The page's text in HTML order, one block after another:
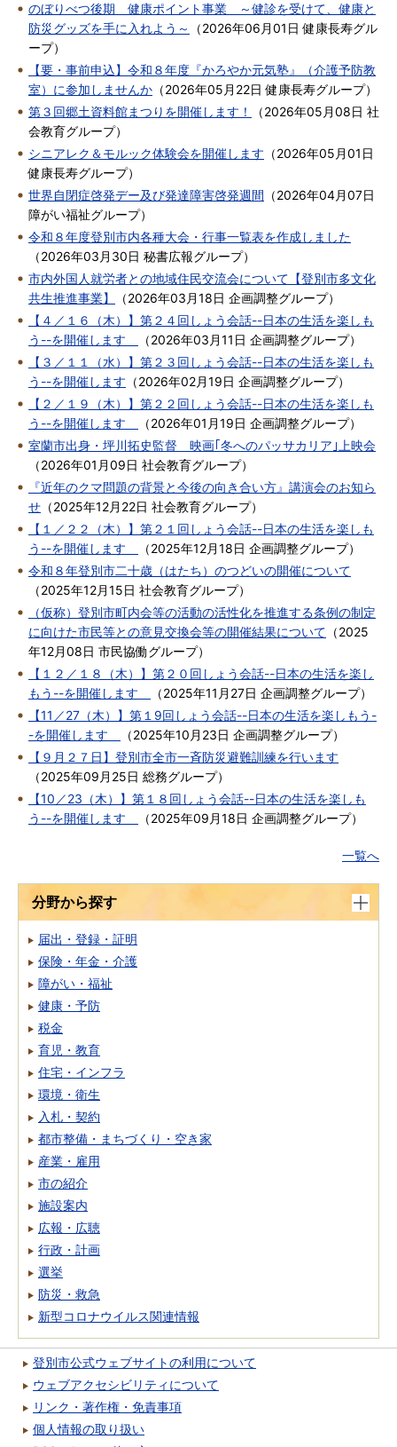
のぼりべつ後期 健康ポイント事業 ～健診を受けて、健康と
防災グッズを手に入れよう～
（2026年06月01日 健康長寿グル
ープ）
【要・事前申込】令和８年度『かろやか元気塾』（介護予防教
室）に参加しませんか （2026年05月22日 健康長寿グループ）
第３回郷土資料館まつりを開催します！
（2026年05月08日 社
会教育グループ）
シニアレク＆モルック体験会を開催します （2026年05月01日
健康長寿グループ）
世界自閉症啓発デー及び発達障害啓発週間 （2026年04月07日
障がい福祉グループ）
令和８年度登別市内各種大会・行事一覧表を作成しました
（2026年03月30日 秘書広報グループ）
市内外国人就労者との地域住民交流会について【登別市多文化
共生推進事業】
（2026年03月18日 企画調整グループ）
【４／１６（木）】第２４回しょう会話--日本の生活を楽しも
う--を開催します
（2026年03月11日 企画調整グループ）
【３／１１（水）】第２３回しょう会話--日本の生活を楽しも
う--を開催します （2026年02月19日 企画調整グループ）
【２／１９（木）】第２２回しょう会話--日本の生活を楽しも
う--を開催します
（2026年01月19日 企画調整グループ）
室蘭市出身・坪川拓史監督 映画｢冬へのパッサカリア｣上映会
（2026年01月09日 社会教育グループ）
『近年のクマ問題の背景と今後の向き合い方』講演会のお知ら
せ （2025年12月22日 社会教育グループ）
【１／２２（木）】第２１回しょう会話--日本の生活を楽しも
う--を開催します
（2025年12月18日 企画調整グループ）
令和８年登別市二十歳（はたち）のつどいの開催について
（2025年12月15日 社会教育グループ）
（仮称）登別市町内会等の活動の活性化を推進する条例の制定
に向けた市民等との意見交換会等の開催結果について （2025
年12月08日 市民協働グループ）
【１２／１８（木）】第２０回しょう会話--日本の生活を楽し
もう--を開催します
（2025年11月27日 企画調整グループ）
【11／27（木）】第１9回しょう会話--日本の生活を楽しもう-
-を開催します
（2025年10月23日 企画調整グループ）
【９月２７日】登別市全市一斉防災避難訓練を行います
（2025年09月25日 総務グループ）
【10／23（木）】第１８回しょう会話--日本の生活を楽しも
う--を開催します
（2025年09月18日 企画調整グループ）
一覧へ
分野から探す
届出・登録・証明
保険・年金・介護
障がい・福祉
健康・予防
税金
育児・教育
住宅・インフラ
環境・衛生
入札・契約
都市整備・まちづくり・空き家
産業・雇用
市の紹介
施設案内
広報・広聴
行政・計画
選挙
防災・救急
新型コロナウイルス関連情報
登別市公式ウェブサイトの利用について
ウェブアクセシビリティについて
リンク・著作権・免責事項
個人情報の取り扱い